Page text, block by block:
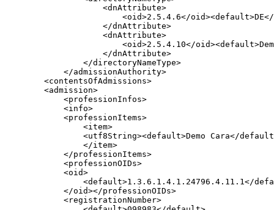
                    <dnAttribute>
<oid>2.5.4.6</
                    </dnAttribute>
                    <dnAttribute>
<oid>2.5.4.10</
                    </dnAttribute>
                </directoryNameType>
            </admissionAuthority>
        <contentsOfAdmissions>
        <admission>
            <professionInfos>
            <info>
            <professionItems>
                <item>
<utf8String><default>Demo Cara</
                </item>
            </professionItems>
            <professionOIDs>
            <oid>
<default>1.3.6.1.4.1.24796.4.11.1</
            </oid></professionOIDs>
            <registrationNumber>